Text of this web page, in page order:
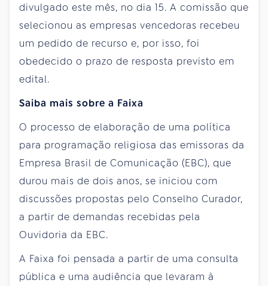
divulgado este mês, no dia 15. A comissão que
selecionou as empresas vencedoras recebeu
um pedido de recurso e, por isso, foi
obedecido o prazo de resposta previsto em
edital.
Saiba mais sobre a Faixa
O processo de elaboração de uma política
para programação religiosa das emissoras da
Empresa Brasil de Comunicação (EBC), que
durou mais de dois anos, se iniciou com
discussões propostas pelo Conselho Curador,
a partir de demandas recebidas pela
Ouvidoria da EBC.
A Faixa foi pensada a partir de uma consulta
pública e uma audiência que levaram à